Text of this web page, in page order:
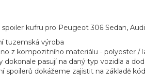
spoiler kufru pro Peugeot 306 Sedan,
tuzemská výroba
z kompozitního materiálu - polyester /
dokonale pasují na daný typ vozidla a
spoilerů dokážeme zajistit na základě